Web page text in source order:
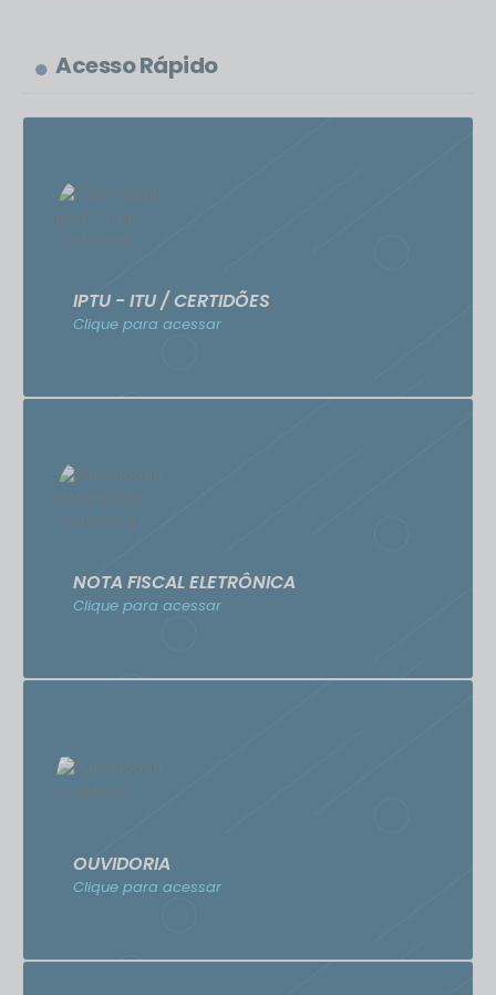
Acesso Rápido
IPTU - ITU / CERTIDÕES
Clique para acessar
NOTA FISCAL ELETRÔNICA
Clique para acessar
OUVIDORIA
Clique para acessar